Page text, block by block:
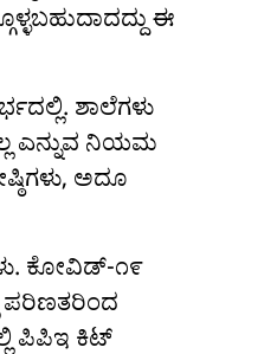
ಈ
ಶಾಲೆಗಳು
ಎನ್ನುವ ನಿಯಮ
ಅದೂ
ಕೋವಿಡ್-೧೯
ಪರಿಣತರಿಂದ
ಪಿಪಿಇ ಕಿಟ್